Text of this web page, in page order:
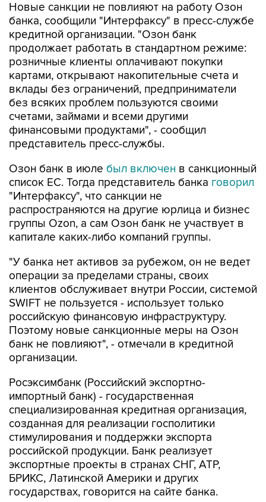
Новые санкции не повлияют на работу Озон
банка, сообщили "Интерфаксу" в пресс-службе
кредитной организации. "Озон банк
продолжает работать в стандартном режиме:
розничные клиенты оплачивают покупки
картами, открывают накопительные счета и
вклады без ограничений, предприниматели
без всяких проблем пользуются своими
счетами, займами и всеми другими
финансовыми продуктами", - сообщил
представитель пресс-службы.
Озон банк в июле был включен в санкционный
список ЕС. Тогда представитель банка говорил
"Интерфаксу", что санкции не
распространяются на другие юрлица и бизнес
группы Ozon, а сам Озон банк не участвует в
капитале каких-либо компаний группы.
"У банка нет активов за рубежом, он не ведет
операции за пределами страны, своих
клиентов обслуживает внутри России, системой
SWIFT не пользуется - использует только
российскую финансовую инфраструктуру.
Поэтому новые санкционные меры на Озон
банк не повлияют", - отмечали в кредитной
организации.
Росэксимбанк (Российский экспортно-
импортный банк) - государственная
специализированная кредитная организация,
созданная для реализации госполитики
стимулирования и поддержки экспорта
российской продукции. Банк реализует
экспортные проекты в странах СНГ, АТР,
БРИКС, Латинской Америки и других
государствах, говорится на сайте банка.